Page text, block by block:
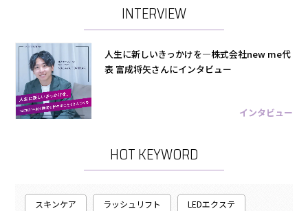
INTERVIEW
人生に新しいきっかけを―株式会社new me代
表 富成将矢さんにインタビュー
インタビュー
HOT KEYWORD
スキンケア ラッシュリフト LEDエクステ